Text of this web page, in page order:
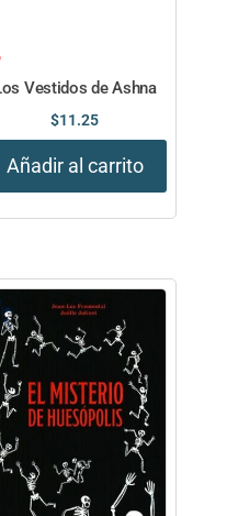
Vestidos de Ashna
$11.25
Añadir al carrito